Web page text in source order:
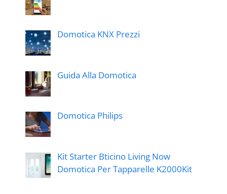
Domotica KNX Prezzi
Guida Alla Domotica
Domotica Philips
Kit Starter Bticino Living Now
Domotica Per Tapparelle K2000Kit